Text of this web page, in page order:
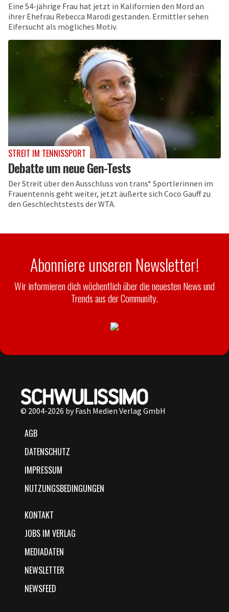
Eine 54-jährige Frau hat jetzt in Kalifornien den Mord an
ihrer Ehefrau Rebecca Marodi gestanden. Ermittler sehen
Eifersucht als mögliches Motiv.
STREIT IM TENNISSPORT
Debatte um neue Gen-Tests
Der Streit über den Ausschluss von trans* Sportlerinnen im
Frauentennis geht weiter, jetzt äußerte sich Coco Gauff zu
den Geschlechtstests der WTA.
Abonniere unseren Newsletter!
Wir informieren dich wöchentlich über die neuesten News und
Trends aus der Community.
© 2004-2026 by Fash Medien Verlag GmbH
AGB
DATENSCHUTZ
IMPRESSUM
NUTZUNGSBEDINGUNGEN
KONTAKT
JOBS IM VERLAG
MEDIADATEN
NEWSLETTER
NEWSFEED